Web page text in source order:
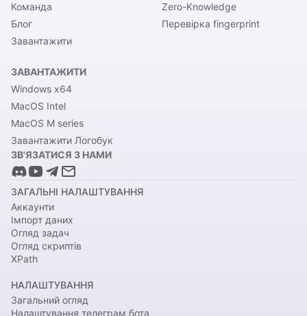
Команда
Блог
Завантажити
Zero-Knowledge
Перевірка fingerprint
ЗАВАНТАЖИТИ
Windows x64
MacOS Intel
MacOS M series
Завантажити Логобук
ЗВ'ЯЗАТИСЯ З НАМИ
ЗАГАЛЬНІ НАЛАШТУВАННЯ
Аккаунти
Імпорт даних
Огляд задач
Огляд скриптів
XPath
НАЛАШТУВАННЯ
Загальний огляд
Налаштування телеграм бота